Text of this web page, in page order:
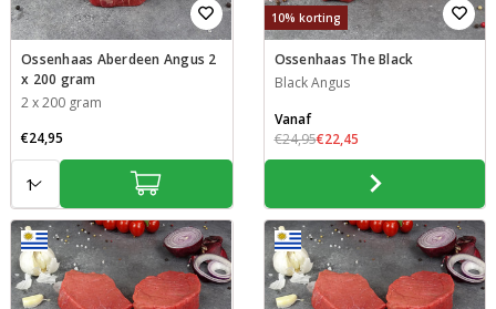
Ossenhaas Aberdeen Angus 2
x 200 gram
2 x 200 gram
€24,95
10% korting
Ossenhaas The Black
Black Angus
Vanaf
€24,95€22,45
Aantal: